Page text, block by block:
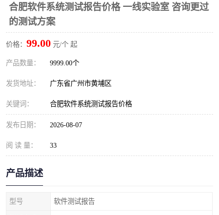
合肥软件系统测试报告价格 一线实验室 咨询更过
的测试方案
价格： 99.00 元/个 起
产品数量： 9999.00个
发货地址： 广东省广州市黄埔区
关键词： 合肥软件系统测试报告价格
发布日期： 2026-08-07
阅 读 量： 33
产品描述
型号 软件测试报告